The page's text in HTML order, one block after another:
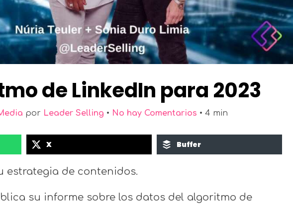
de LinkedIn para 2023
por Leader Selling • No hay Comentarios • 4 min
X Buffer
estrategia de contenidos.
su informe sobre los datos del algoritmo de